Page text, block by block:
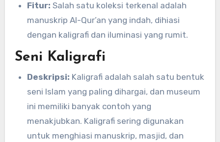
Fitur: Salah satu koleksi terkenal adalah
manuskrip Al-Qur’an yang indah, dihiasi
dengan kaligrafi dan iluminasi yang rumit.
Seni Kaligrafi
Deskripsi: Kaligrafi adalah salah satu bentuk
seni Islam yang paling dihargai, dan museum
ini memiliki banyak contoh yang
menakjubkan. Kaligrafi sering digunakan
untuk menghiasi manuskrip, masjid, dan